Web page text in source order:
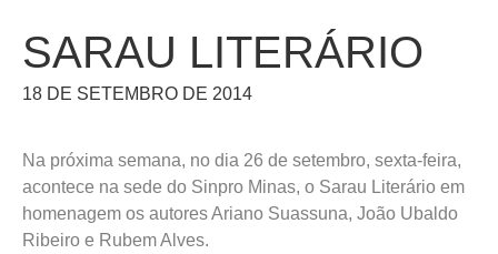
SARAU LITERÁRIO
18 DE SETEMBRO DE 2014
Na próxima semana, no dia 26 de setembro, sexta-feira,
acontece na sede do Sinpro Minas, o Sarau Literário em
homenagem os autores Ariano Suassuna, João Ubaldo
Ribeiro e Rubem Alves.